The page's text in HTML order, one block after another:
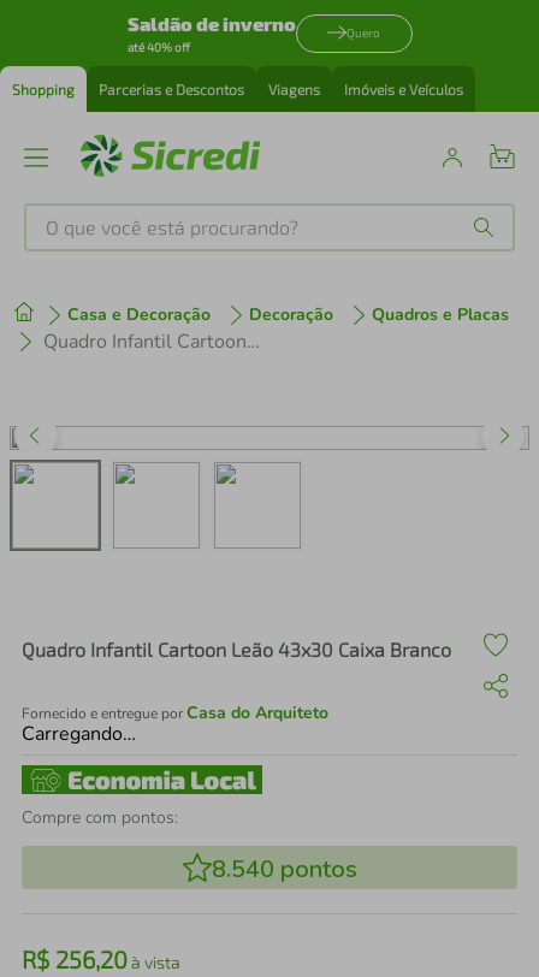
Saldão de inverno
até 40% off
Quero
Shopping Parcerias e Descontos Viagens Imóveis e Veículos
O que você está procurando?
Casa e Decoração Decoração Quadros e Placas
Quadro Infantil Cartoon Leão 43x30 Caixa Branco
Quadro Infantil Cartoon Leão 43x30 Caixa Branco
Fornecido e entregue porCasa do Arquiteto
Carregando…
Compre com pontos:
8.540 pontos
R$ 256,20à vista
1º tenis
perfume